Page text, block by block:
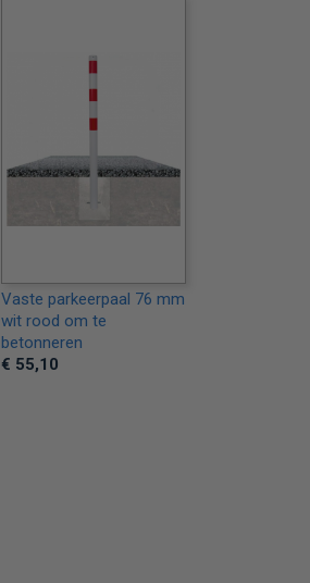
Vaste parkeerpaal 76 mm
wit rood om te
betonneren
€ 55,10